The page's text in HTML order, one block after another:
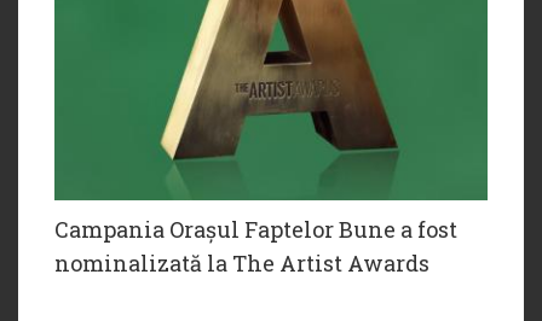
Campania Orașul Faptelor Bune a fost
nominalizată la The Artist Awards